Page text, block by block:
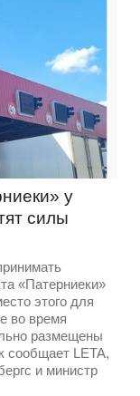
у
силы
«Патерниеки»
этого для
во время
размещены
сообщает LETA,
и министр